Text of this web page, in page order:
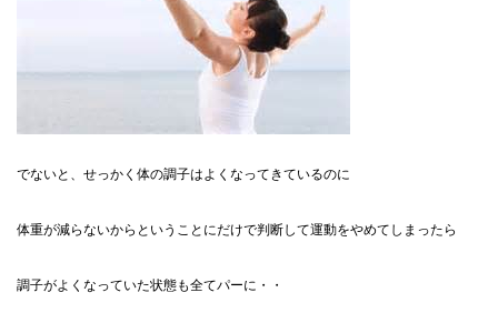
でないと、せっかく体の調子はよくなってきているのに
体重が減らないからということにだけで判断して運動をやめてしまったら
調子がよくなっていた状態も全てパーに・・